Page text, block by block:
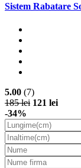
Sistem Rabatare
5.00 (7)
185 lei 121 lei
-34%